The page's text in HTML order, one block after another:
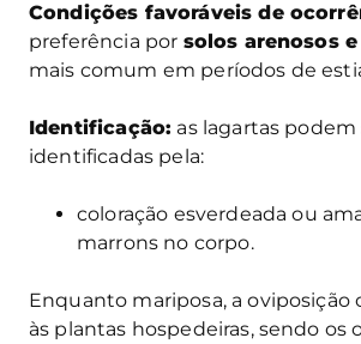
Condições favoráveis de
preferência por solos arenosos
mais comum em períodos de
Identificação: as lagartas podem
identificadas pela:
coloração esverdeada ou
marrons no corpo.
Enquanto mariposa, a oviposição
às plantas hospedeiras, sendo os